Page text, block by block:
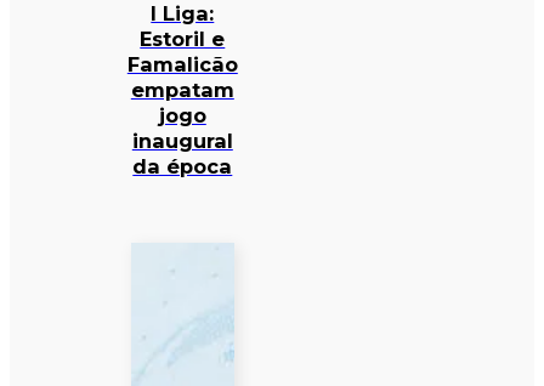
I Liga:
Estoril e
Famalicão
empatam
jogo
inaugural
da época